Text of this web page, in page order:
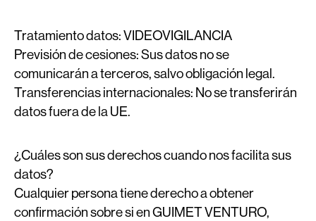
Tratamiento datos:VIDEOVIGILANCIA
Previsión de cesiones:Sus datos no se
comunicarán a terceros, salvo obligación legal.
Transferencias internacionales: No se transferirán
datos fuera de la UE.
¿Cuáles son sus derechos cuando nos facilita sus
datos?
Cualquier persona tiene derecho a obtener
confirmación sobre si en GUIMET VENTURO,